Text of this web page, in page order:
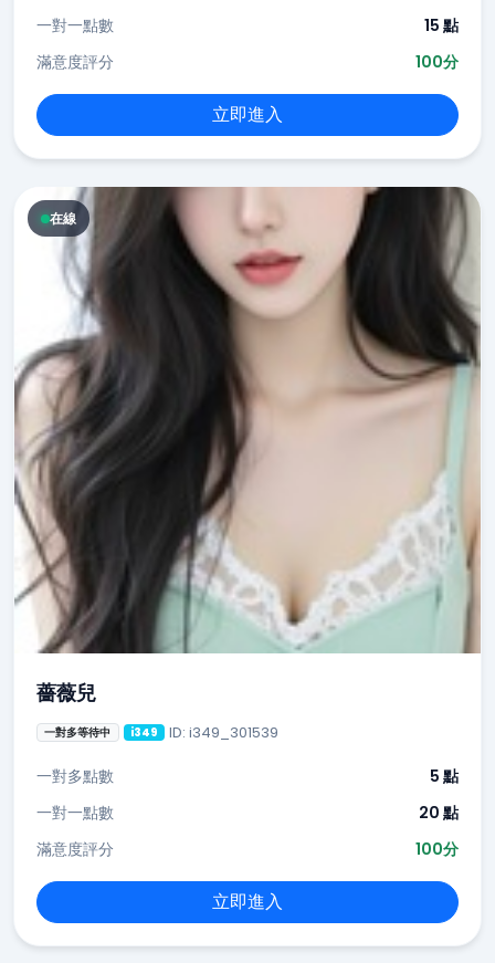
一對一點數
15 點
滿意度評分
100分
立即進入
在線
薔薇兒
一對多等待中 i349 ID: i349_301539
一對多點數
5 點
一對一點數
20 點
滿意度評分
100分
立即進入